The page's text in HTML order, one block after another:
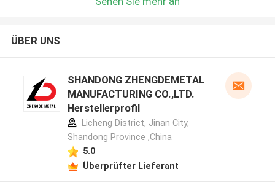
ÜBER UNS
SHANDONG ZHENGDEMETAL
MANUFACTURING CO.,LTD.
Herstellerprofil
Licheng District, Jinan City,
Shandong Province ,China
5.0
Überprüfter Lieferant